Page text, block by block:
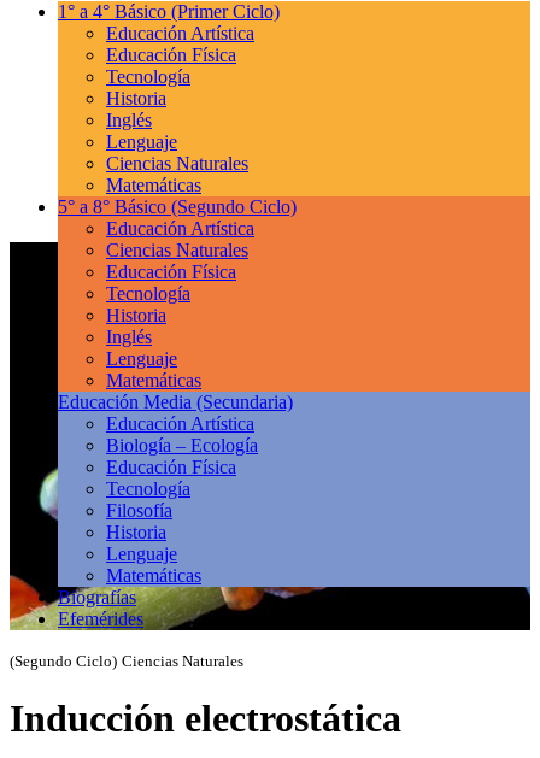
1° a 4° Básico (Primer Ciclo)
Educación Artística
Educación Física
Tecnología
Historia
Inglés
Lenguaje
Ciencias Naturales
Matemáticas
5° a 8° Básico (Segundo Ciclo)
Educación Artística
Ciencias Naturales
Educación Física
Tecnología
Historia
Inglés
Lenguaje
Matemáticas
Educación Media (Secundaria)
Educación Artística
Biología – Ecología
Educación Física
Tecnología
Filosofía
Historia
Lenguaje
Matemáticas
Biografías
Efemérides
(Segundo Ciclo) Ciencias Naturales
Inducción electrostática